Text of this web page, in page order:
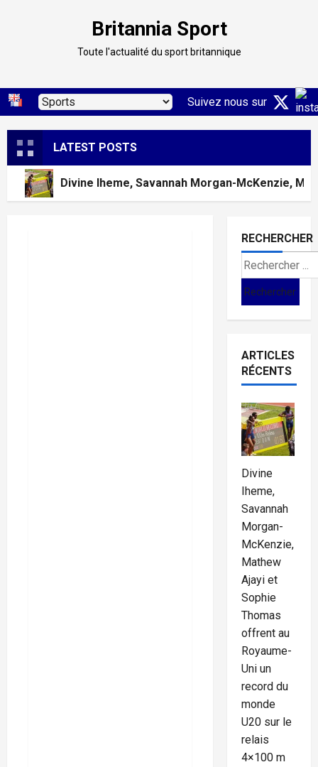
Britannia Sport
Toute l'actualité du sport britannique
Suivez nous sur
LATEST POSTS
Divine Iheme, Savannah Morgan-McKenzie,
RECHERCHER
Search
for:
ARTICLES
RÉCENTS
Divine
Iheme,
Savannah
Morgan-
McKenzie,
Mathew
Ajayi et
Sophie
Thomas
offrent au
Royaume-
Uni un
record du
monde
U20 sur le
relais
4×100 m